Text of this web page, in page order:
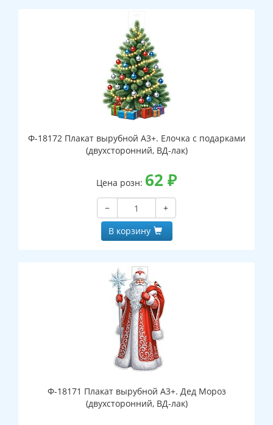
Ф-18172 Плакат вырубной А3+. Елочка с подарками
(двухсторонний, ВД-лак)
Цена розн: 62 ₽
−
+
В корзину
Ф-18171 Плакат вырубной А3+. Дед Мороз
(двухсторонний, ВД-лак)